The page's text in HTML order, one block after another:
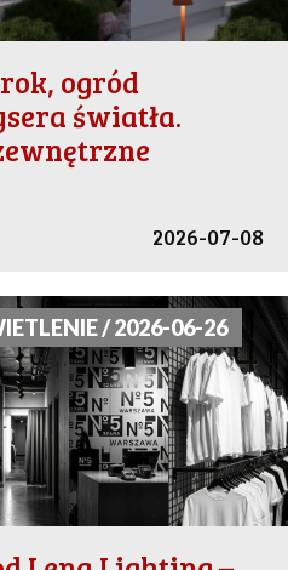
ogród
światła.
2026-07-08
/ 2026-06-26